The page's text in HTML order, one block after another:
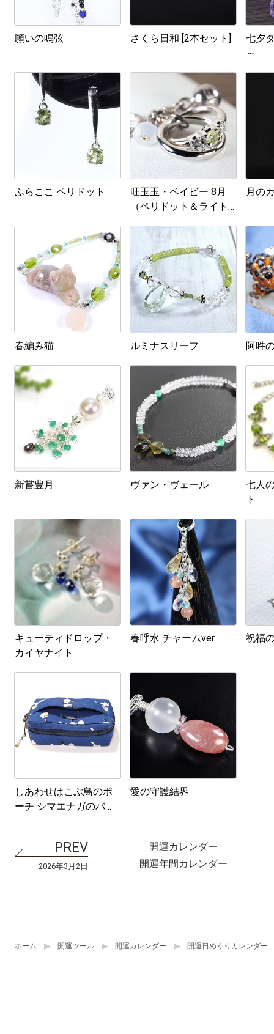
ホーム 開運ツール 開運カレンダー 開運日めくりカレンダー
願いの鳴弦 さくら日和 [2本セット]
七夕
～
ふらここ ペリドット
旺玉玉・ベイビー 8月
（ペリドット＆ライト
月の
春編み猫 ルミナスリーフ 阿吽
新嘗豊月 ヴァン・ヴェール
七人
ト
キューティドロップ・
カイヤナイト
春呼水 チャームver. 祝福
しあわせはこぶ鳥のポ
ーチ シマエナガのバニ
愛の守護結界
2026年3月2日
開運カレンダー
開運年間カレンダー